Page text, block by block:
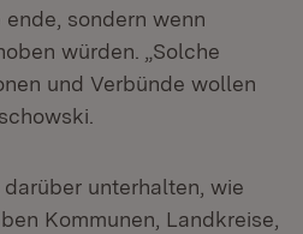
sondern wenn
würden. „Solche
und Verbünde wollen
darüber unterhalten, wie
Kommunen, Landkreise,